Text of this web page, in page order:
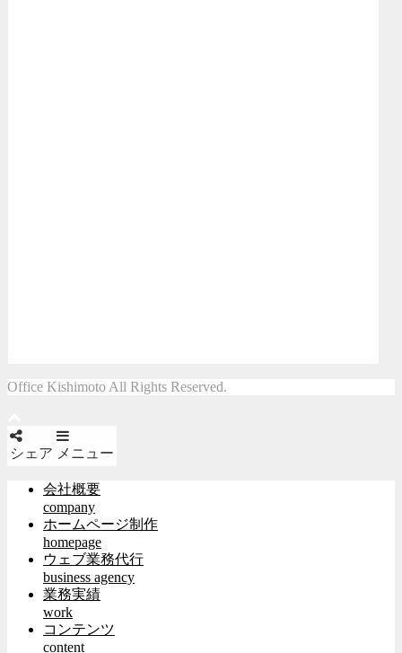
Office Kishimoto All Rights Reserved.
シェア メニュー
会社概要
company
ホームページ制作
homepage
ウェブ業務代行
business agency
業務実績
work
コンテンツ
content